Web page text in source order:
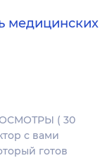
медицинских
( 30
с вами
готов